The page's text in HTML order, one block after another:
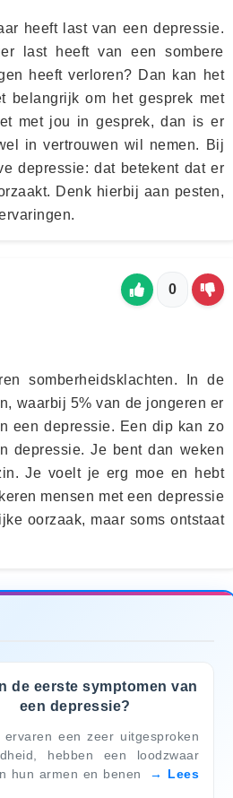
heeft last van een depressie.
last heeft van een sombere
heeft verloren? Dan kan het
belangrijk om het gesprek met
met jou in gesprek, dan is er
in vertrouwen wil nemen. Bij
depressie: dat betekent dat er
Denk hierbij aan pesten,
0
somberheidsklachten. In de
waarbij 5% van de jongeren er
een depressie. Een dip kan zo
depressie. Je bent dan weken
Je voelt je erg moe en hebt
mensen met een depressie
oorzaak, maar soms ontstaat
de eerste symptomen van
een depressie?
ervaren een zeer uitgesproken
hebben een loodzwaar
hun armen en benen
Lees